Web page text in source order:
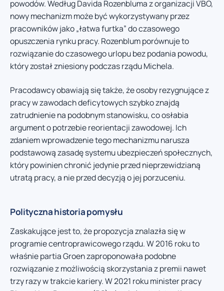
powodów. Według Davida Rozenbluma z organizacji VBO,
nowy mechanizm może być wykorzystywany przez
pracowników jako „łatwa furtka” do czasowego
opuszczenia rynku pracy. Rozenblum porównuje to
rozwiązanie do czasowego urlopu bez podania powodu,
który został zniesiony podczas rządu Michela.
Pracodawcy obawiają się także, że osoby rezygnujące z
pracy w zawodach deficytowych szybko znajdą
zatrudnienie na podobnym stanowisku, co osłabia
argument o potrzebie reorientacji zawodowej. Ich
zdaniem wprowadzenie tego mechanizmu narusza
podstawową zasadę systemu ubezpieczeń społecznych,
który powinien chronić jedynie przed nieprzewidzianą
utratą pracy, a nie przed decyzją o jej porzuceniu.
Polityczna historia pomysłu
Zaskakujące jest to, że propozycja znalazła się w
programie centroprawicowego rządu. W 2016 roku to
właśnie partia Groen zaproponowała podobne
rozwiązanie z możliwością skorzystania z premii nawet
trzy razy w trakcie kariery. W 2021 roku minister pracy